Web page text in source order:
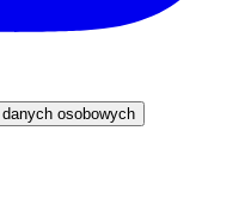
osobowych